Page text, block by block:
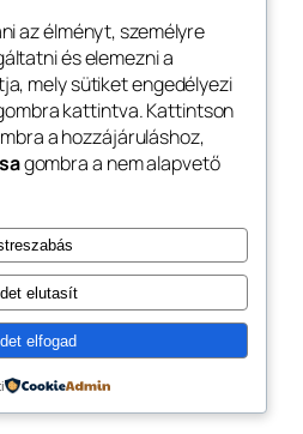
Blog
About
FAQs
Events
Shop
Patterns
Designed withWordPress
az élményt, személyre
és elemezni a
mely sütiket engedélyezi
kattintva. Kattintson
a hozzájáruláshoz,
gombra a nem alapvető
elutasít
elfogad